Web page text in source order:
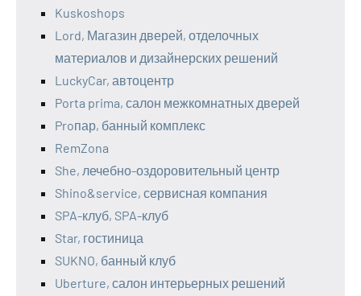
Kuskoshops
Lord, Магазин дверей, отделочных
материалов и дизайнерских решений
LuckyCar, автоцентр
Porta prima, салон межкомнатных дверей
Proпар, банный комплекс
RemZona
She, лечебно-оздоровительный центр
Shino&service, сервисная компания
SPA-клуб, SPA-клуб
Star, гостиница
SUKNO, банный клуб
Uberture, салон интерьерных решений